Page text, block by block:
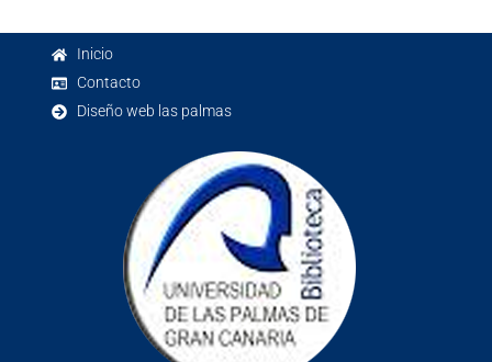
Inicio
Contacto
Diseño web las palmas